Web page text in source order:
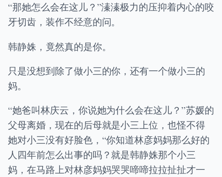
“那她怎么会在这儿？”溱溱极力的压抑着内心的咬
牙切齿，装作不经意的问。
韩静姝，竟然真的是你。
只是没想到除了做小三的你，还有一个做小三的
妈。
“她爸叫林庆云，你说她为什么会在这儿？”苏媛的
父母离婚，现在的后母就是小三上位，也怪不得
她对小三没有好脸色，“你知道林彦妈妈那么好的
人四年前怎么出事的吗？就是韩静姝那个小三
妈，在马路上对林彦妈妈哭哭啼啼拉拉扯扯才一